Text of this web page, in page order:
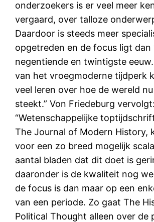
onderzoekers is er veel meer
vergaard, over talloze
Daardoor is steeds meer
opgetreden en de focus ligt dan
negentiende en twintigste
van het vroegmoderne tijdperk
veel leren over hoe de wereld
steekt.” Von Friedeburg vervolgt:
“Wetenschappelijke
The Journal of Modern History,
voor een zo breed mogelijk
aantal bladen dat dit doet is
daaronder is de kwaliteit nog
de focus is dan maar op een
van een periode. Zo gaat The
Political Thought alleen over de